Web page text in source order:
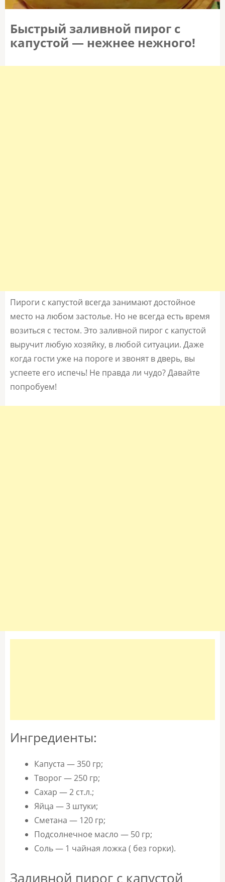
Быстрый заливной пирог с
капустой — нежнее нежного!
Пироги с капустой всегда занимают достойное
место на любом застолье. Но не всегда есть время
возиться с тестом. Это заливной пирог с капустой
выручит любую хозяйку, в любой ситуации. Даже
когда гости уже на пороге и звонят в дверь, вы
успеете его испечь! Не правда ли чудо? Давайте
попробуем!
Ингредиенты:
Капуста — 350 гр;
Творог — 250 гр;
Сахар — 2 ст.л.;
Яйца — 3 штуки;
Сметана — 120 гр;
Подсолнечное масло — 50 гр;
Соль — 1 чайная ложка ( без горки).
Заливной пирог с капустой